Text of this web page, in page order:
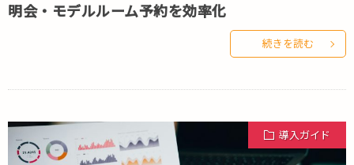
明会・モデルルーム予約を効率化
続きを読む
導入ガイド